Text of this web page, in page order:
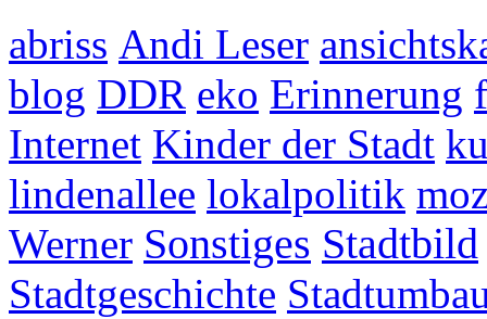
abriss Andi Leser
blog DDR eko Erinnerung
Internet Kinder der Stadt
lindenallee lokalpolitik
Werner Sonstiges Stadtbild
Stadtgeschichte